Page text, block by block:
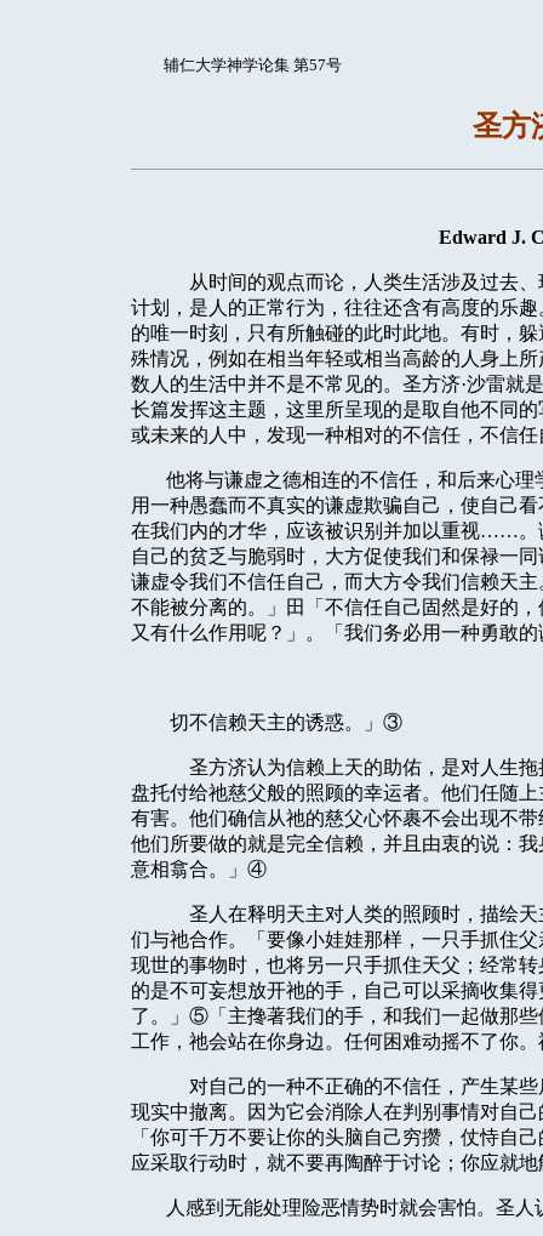
辅仁大学神学论集 第57号
圣方
Edward J.
从时间的观点而论，人类生活涉及过去
计划，是人的正常行为，往往还含有高度的乐
的唯一时刻，只有所触碰的此时此地。有时，
殊情况，例如在相当年轻或相当高龄的人身上
数人的生活中并不是不常见的。圣方济·沙雷就
长篇发挥这主题，这里所呈现的是取自他不同
或未来的人中，发现一种相对的不信任，不信
他将与谦虚之德相连的不信任，和后来心
用一种愚蠢而不真实的谦虚欺骗自己，使自己
在我们内的才华，应该被识别并加以重视……。
自己的贫乏与脆弱时，大方促使我们和保禄一
谦虚令我们不信任自己，而大方令我们信赖天
不能被分离的。」田「不信任自己固然是好的
又有什么作用呢？」。「我们务必用一种勇敢
切不信赖天主的诱惑。」③
圣方济认为信赖上天的助佑，是对人生
盘托付给祂慈父般的照顾的幸运者。他们任随
有害。他们确信从祂的慈父心怀裹不会出现不
他们所要做的就是完全信赖，并且由衷的说：
意相翕合。」④
圣人在释明天主对人类的照顾时，描绘
们与祂合作。「要像小娃娃那样，一只手抓住
现世的事物时，也将另一只手抓住天父；经常
的是不可妄想放开祂的手，自己可以采摘收集
了。」⑤「主搀著我们的手，和我们一起做那
工作，祂会站在你身边。任何困难动摇不了你
对自己的一种不正确的不信任，产生某
现实中撤离。因为它会消除人在判别事情对自
「你可千万不要让你的头脑自己穷攒，仗恃自
应采取行动时，就不要再陶醉于讨论；你应就
人感到无能处理险恶情势时就会害怕。圣